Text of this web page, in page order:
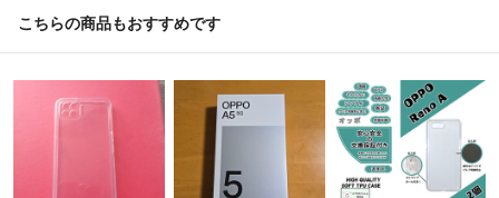
場合がございます。あらかじめご了承ください。
万が一、誤出荷や商品不備、配送中の破損などがございましたら、評価
前にご連絡ください。誠意をもって対応させていただきます。
最後まで責任をもって対応いたします。
どうぞよろしくお願いいたします。
こちらの商品もおすすめです